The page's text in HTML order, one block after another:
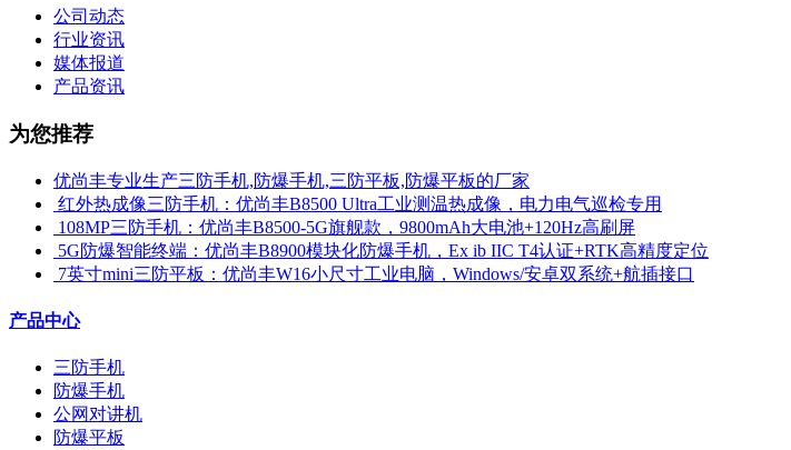
公司动态
行业资讯
媒体报道
产品资讯
为您推荐
优尚丰专业生产三防手机,防爆手机,三防平板,防爆平板的厂家
​ 红外热成像三防手机：优尚丰B8500 Ultra工业测温热成像，电力电气巡检专用
​ 108MP三防手机：优尚丰B8500-5G旗舰款，9800mAh大电池+120Hz高刷屏
​ 5G防爆智能终端：优尚丰B8900模块化防爆手机，Ex ib IIC T4认证+RTK高精度定位
​ 7英寸mini三防平板：优尚丰W16小尺寸工业电脑，Windows/安卓双系统+航插接口
产品中心
三防手机
防爆手机
公网对讲机
防爆平板